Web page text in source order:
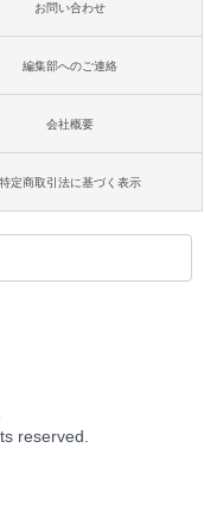
お問い合わせ
編集部へのご連絡
会社概要
特定商取引法に基づく表示
reserved.